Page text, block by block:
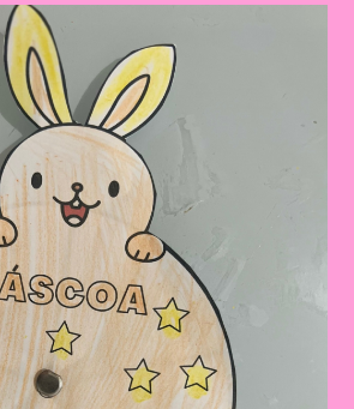
Cores
Pimpão
E
Sua